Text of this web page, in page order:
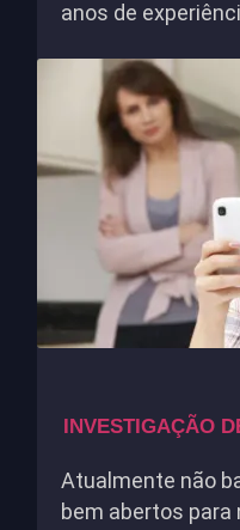
anos de
INVESTIGAÇÃO
Atualmente não
bem abertos